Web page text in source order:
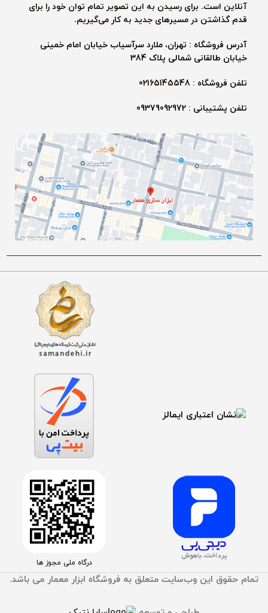
آنلاین است. برای رسیدن به این تصویر تمام توان خود را برای
قدم گذاشتن در مسیرهای جدید به کار می‌گیریم.
آدرس فروشگاه : تهران، ملارد سرآسیاب خیابان امام خمینی
خیابان طالقانی شمالی پلاک 384
تلفن فروشگاه : 02165145548
تلفن پشتیبانی : 09379092972
درگاه ملی مجوز ها
تمام حقوق اين وب‌سايت متعلق به فروشگاه ابزار معمار می باشد.